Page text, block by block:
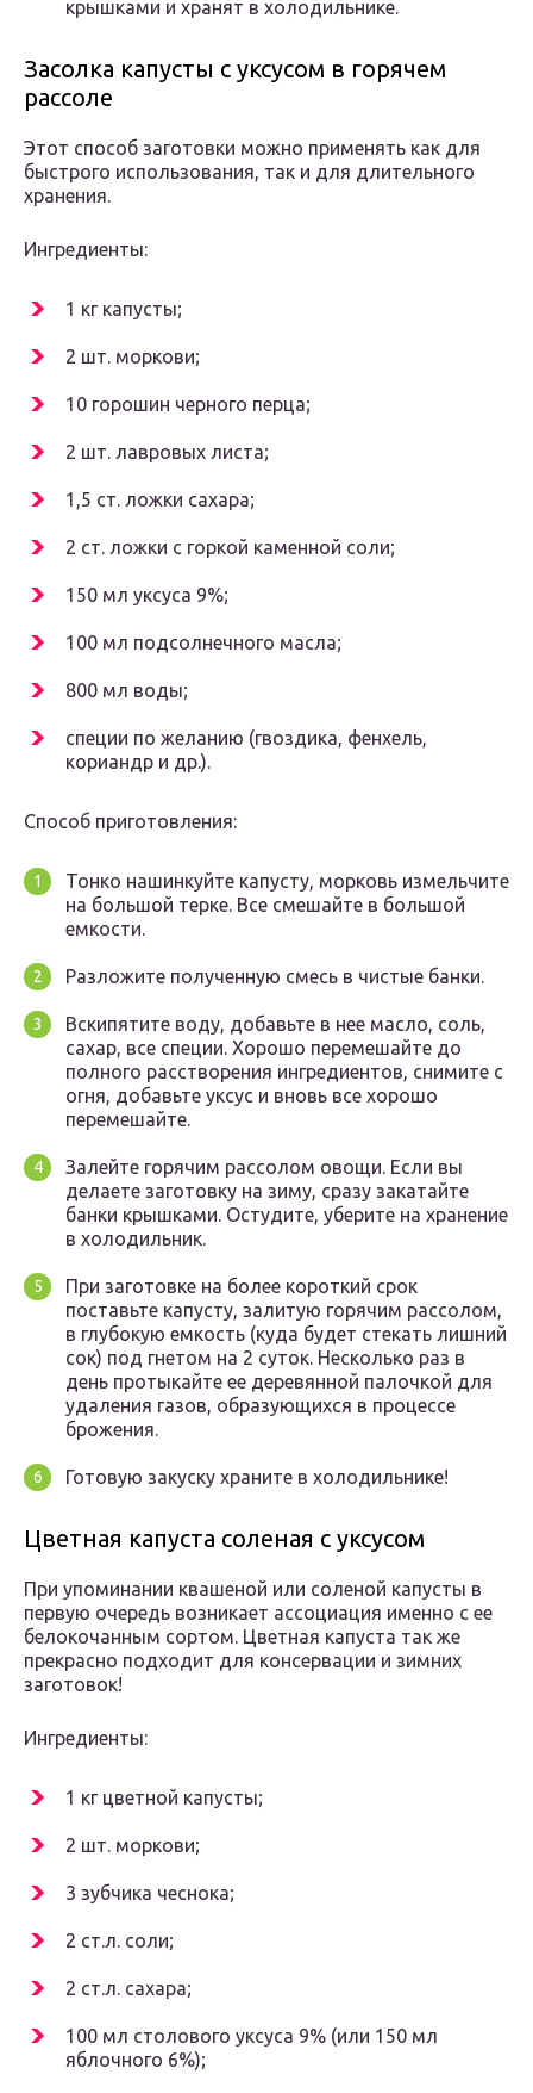
крышками и хранят в холодильнике.
Засолка капусты с уксусом в горячем
рассоле
Этот способ заготовки можно применять как для
быстрого использования, так и для длительного
хранения.
Ингредиенты:
1 кг капусты;
2 шт. моркови;
10 горошин черного перца;
2 шт. лавровых листа;
1,5 ст. ложки сахара;
2 ст. ложки с горкой каменной соли;
150 мл уксуса 9%;
100 мл подсолнечного масла;
800 мл воды;
специи по желанию (гвоздика, фенхель,
кориандр и др.).
Способ приготовления:
Тонко нашинкуйте капусту, морковь измельчите
на большой терке. Все смешайте в большой
емкости.
Разложите полученную смесь в чистые банки.
Вскипятите воду, добавьте в нее масло, соль,
сахар, все специи. Хорошо перемешайте до
полного расстворения ингредиентов, снимите с
огня, добавьте уксус и вновь все хорошо
перемешайте.
Залейте горячим рассолом овощи. Если вы
делаете заготовку на зиму, сразу закатайте
банки крышками. Остудите, уберите на хранение
в холодильник.
При заготовке на более короткий срок
поставьте капусту, залитую горячим рассолом,
в глубокую емкость (куда будет стекать лишний
сок) под гнетом на 2 суток. Несколько раз в
день протыкайте ее деревянной палочкой для
удаления газов, образующихся в процессе
брожения.
Готовую закуску храните в холодильнике!
Цветная капуста соленая с уксусом
При упоминании квашеной или соленой капусты в
первую очередь возникает ассоциация именно с ее
белокочанным сортом. Цветная капуста так же
прекрасно подходит для консервации и зимних
заготовок!
Ингредиенты:
1 кг цветной капусты;
2 шт. моркови;
3 зубчика чеснока;
2 ст.л. соли;
2 ст.л. сахара;
100 мл столового уксуса 9% (или 150 мл
яблочного 6%);